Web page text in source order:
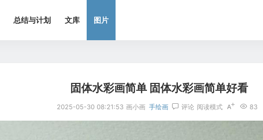
总结与计划 文库 图片
固体水彩画简单 固体水彩画简单好看
2025-05-30 08:21:53 画小画 手绘画 评论 83
阅读模式